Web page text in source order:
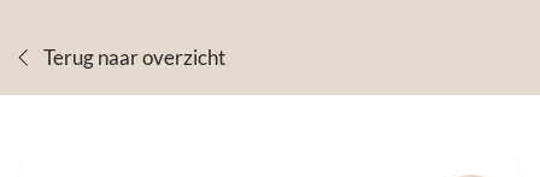
Terug naar overzicht